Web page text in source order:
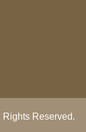
Reserved.